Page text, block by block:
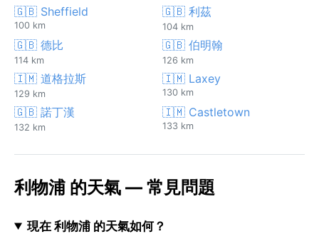
🇬🇧 Sheffield
100 km
🇬🇧 利茲
104 km
🇬🇧 德比
114 km
🇬🇧 伯明翰
126 km
🇮🇲 道格拉斯
129 km
🇮🇲 Laxey
130 km
🇬🇧 諾丁漢
132 km
🇮🇲 Castletown
133 km
利物浦 的天氣 — 常見問題
現在 利物浦 的天氣如何？